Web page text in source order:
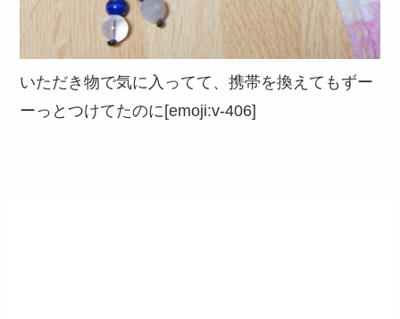
いただき物で気に入ってて、携帯を換えてもずー
ーっとつけてたのに[emoji:v-406]